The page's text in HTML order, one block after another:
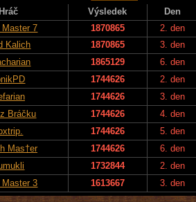
Hráč Výsledek
Den
Master 7 1870865
2. den
Kalich 1870865
3. den
1865129
6. den
1744626
2. den
1744626
3. den
Bráčku 1744626
4. den
1744626
5. den
Mas†er 1744626
6. den
1732844
2. den
Master 3 1613667 3. den